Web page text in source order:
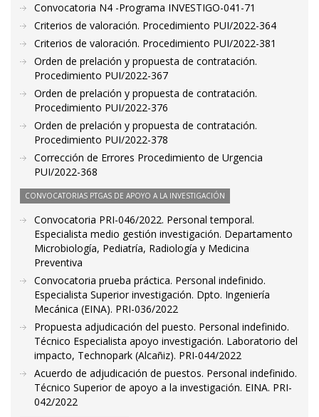
Convocatoria N4 -Programa INVESTIGO-041-71
Criterios de valoración. Procedimiento PUI/2022-364
Criterios de valoración. Procedimiento PUI/2022-381
Orden de prelación y propuesta de contratación.
Procedimiento PUI/2022-367
Orden de prelación y propuesta de contratación.
Procedimiento PUI/2022-376
Orden de prelación y propuesta de contratación.
Procedimiento PUI/2022-378
Corrección de Errores Procedimiento de Urgencia
PUI/2022-368
CONVOCATORIAS PTGAS DE APOYO A LA INVESTIGACIÓN
Convocatoria PRI-046/2022. Personal temporal.
Especialista medio gestión investigación. Departamento
Microbiología, Pediatría, Radiología y Medicina
Preventiva
Convocatoria prueba práctica. Personal indefinido.
Especialista Superior investigación. Dpto. Ingeniería
Mecánica (EINA). PRI-036/2022
Propuesta adjudicación del puesto. Personal indefinido.
Técnico Especialista apoyo investigación. Laboratorio del
impacto, Technopark (Alcañiz). PRI-044/2022
Acuerdo de adjudicación de puestos. Personal indefinido.
Técnico Superior de apoyo a la investigación. EINA. PRI-
042/2022